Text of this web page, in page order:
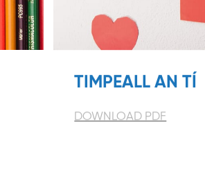
TIMPEALL AN TÍ
DOWNLOAD PDF